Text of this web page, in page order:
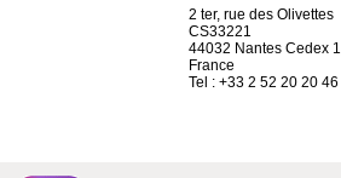
2 ter, rue des Olivettes
CS33221
44032 Nantes Cedex 1
France
Tel : +33 2 52 20 20 46